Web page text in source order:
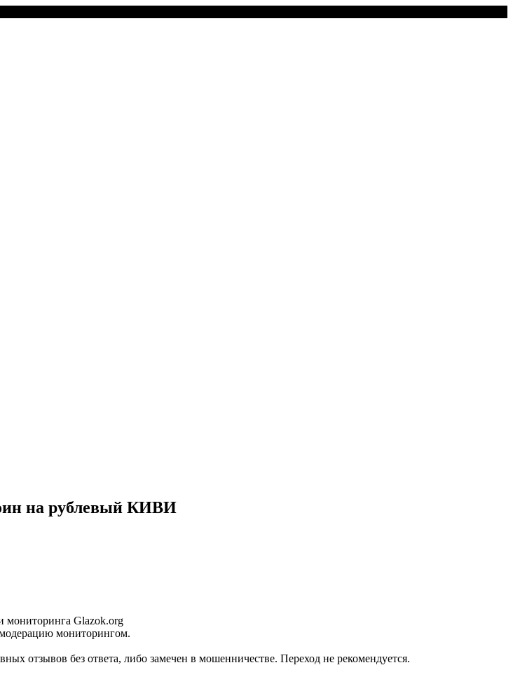
на рублевый КИВИ
мониторинга Glazok.org
мониторингом.
отзывов без ответа, либо замечен в мошенничестве. Переход не рекомендуется.